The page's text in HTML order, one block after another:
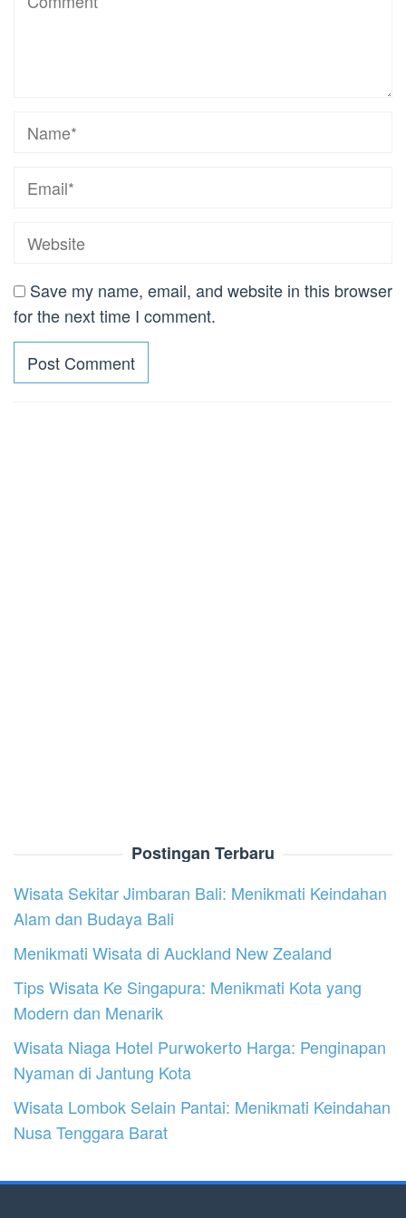
Save my name, email, and website in this browser
for the next time I comment.
Postingan Terbaru
Wisata Sekitar Jimbaran Bali: Menikmati Keindahan
Alam dan Budaya Bali
Menikmati Wisata di Auckland New Zealand
Tips Wisata Ke Singapura: Menikmati Kota yang
Modern dan Menarik
Wisata Niaga Hotel Purwokerto Harga: Penginapan
Nyaman di Jantung Kota
Wisata Lombok Selain Pantai: Menikmati Keindahan
Nusa Tenggara Barat